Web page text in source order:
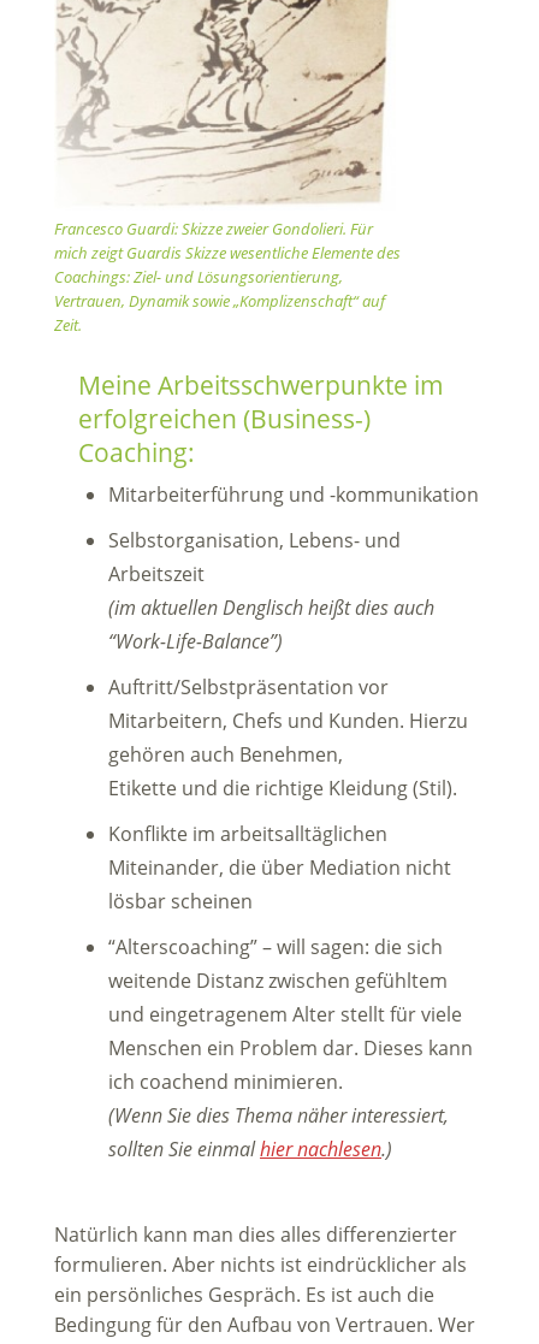
Francesco Guardi: Skizze zweier Gondolieri. Für
mich zeigt Guardis Skizze wesentliche Elemente des
Coachings: Ziel- und Lösungsorientierung,
Vertrauen, Dynamik sowie „Komplizenschaft“ auf
Zeit.
Meine Arbeitsschwerpunkte im
erfolgreichen (Business-)
Coaching:
Mitarbeiterführung und -kommunikation
Selbstorganisation, Lebens- und
Arbeitszeit
(im aktuellen Denglisch heißt dies auch
“Work-Life-Balance”)
Auftritt/Selbstpräsentation vor
Mitarbeitern, Chefs und Kunden. Hierzu
gehören auch Benehmen,
Etikette und die richtige Kleidung (Stil).
Konflikte im arbeitsalltäglichen
Miteinander, die über Mediation nicht
lösbar scheinen
“Alterscoaching” – will sagen: die sich
weitende Distanz zwischen gefühltem
und eingetragenem Alter stellt für viele
Menschen ein Problem dar. Dieses kann
ich coachend minimieren.
(Wenn Sie dies Thema näher interessiert,
sollten Sie einmalhier nachlesen.)
Natürlich kann man dies alles differenzierter
formulieren. Aber nichts ist eindrücklicher als
ein persönliches Gespräch. Es ist auch die
Bedingung für den Aufbau von Vertrauen. Wer